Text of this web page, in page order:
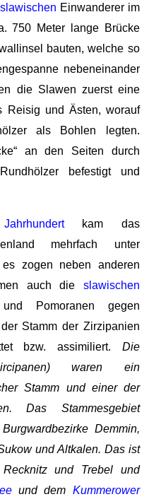
slawischen Einwanderer im
750 Meter lange Brücke
bauten, welche so
nebeneinander
die Slawen zuerst eine
Reisig und Ästen, worauf
als Bohlen legten.
an den Seiten durch
befestigt und
kam das
mehrfach unter
zogen neben anderen
auch die slawischen
Pomoranen gegen
Stamm der Zirzipanien
bzw. assimiliert. Die
) waren ein
Stamm und einer der
Das Stammesgebiet
Demmin,
und Altkalen. Das ist
und Trebel und
und dem Kummerower